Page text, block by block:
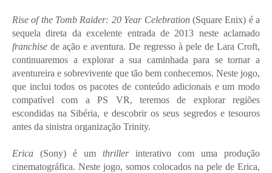
Rise of the Tomb Raider: 20 Year Celebration(Square Enix) é a
sequela direta da excelente entrada de 2013 neste aclamado
franchisede ação e aventura. De regresso à pele de Lara Croft,
continuaremos a explorar a sua caminhada para se tornar a
aventureira e sobrevivente que tão bem conhecemos. Neste jogo,
que inclui todos os pacotes de conteúdo adicionais e um modo
compatível com a PS VR, teremos de explorar regiões
escondidas na Sibéria, e descobrir os seus segredos e tesouros
antes da sinistra organização Trinity.
Erica (Sony) é um thriller interativo com uma produção
cinematográfica. Neste jogo, somos colocados na pele de Erica,